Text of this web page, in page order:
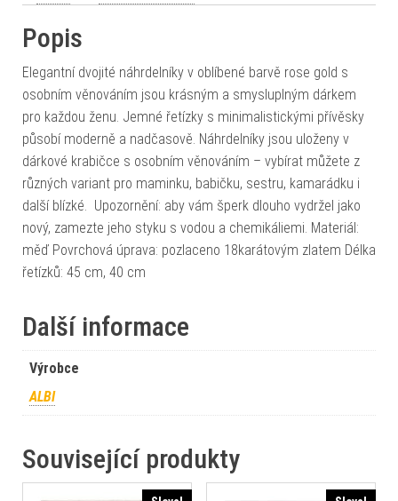
Popis
Elegantní dvojité náhrdelníky v oblíbené barvě rose gold s
osobním věnováním jsou krásným a smysluplným dárkem
pro každou ženu. Jemné řetízky s minimalistickými přívěsky
působí moderně a nadčasově. Náhrdelníky jsou uloženy v
dárkové krabičce s osobním věnováním – vybírat můžete z
různých variant pro maminku, babičku, sestru, kamarádku i
další blízké. Upozornění: aby vám šperk dlouho vydržel jako
nový, zamezte jeho styku s vodou a chemikáliemi. Materiál:
měď Povrchová úprava: pozlaceno 18karátovým zlatem Délka
řetízků: 45 cm, 40 cm
Další informace
Výrobce
ALBI
Související produkty